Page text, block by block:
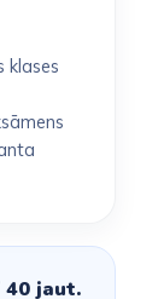
klases
40 jaut.